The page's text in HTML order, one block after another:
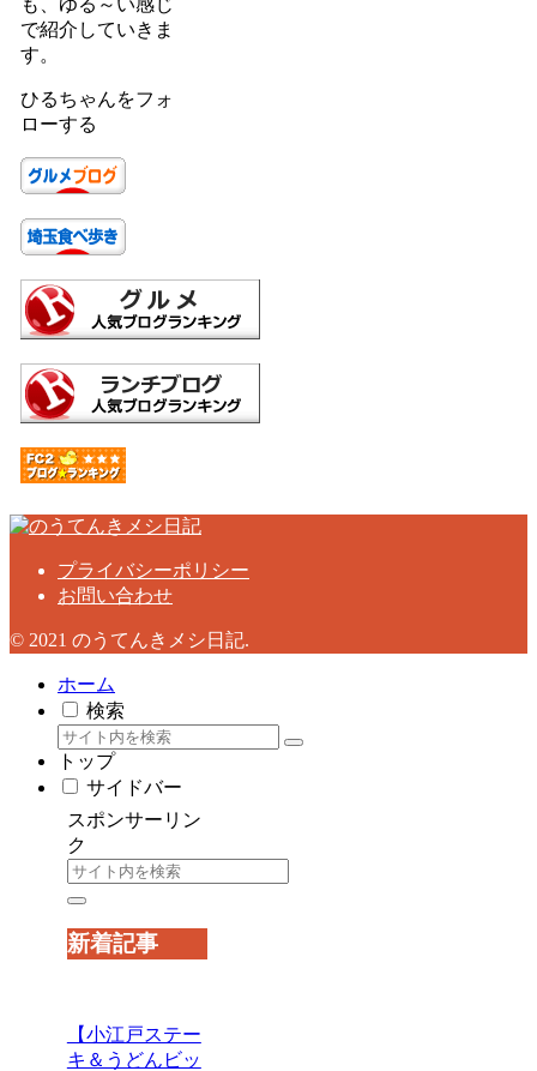
も、ゆる～い感じ
で紹介していきま
す。
ひるちゃんをフォ
ローする
プライバシーポリシー
お問い合わせ
© 2021 のうてんきメシ日記.
ホーム
検索
トップ
サイドバー
スポンサーリン
ク
新着記事
【小江戸ステー
キ＆うどんビッ